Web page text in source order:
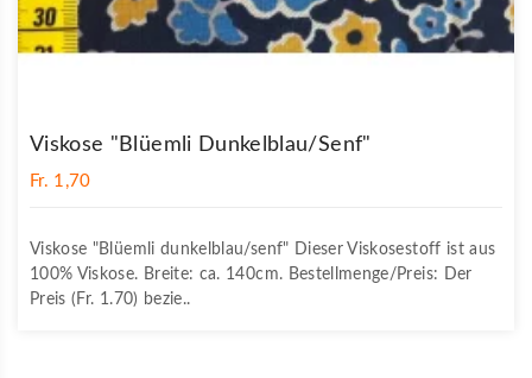
Viskose "Blüemli Dunkelblau/senf"
Fr. 1,70
Viskose "Blüemli dunkelblau/senf" Dieser Viskosestoff ist aus
100% Viskose. Breite: ca. 140cm. Bestellmenge/Preis: Der
Preis (Fr. 1.70) bezie..